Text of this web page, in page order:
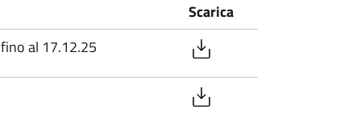
Scarica
al 17.12.25